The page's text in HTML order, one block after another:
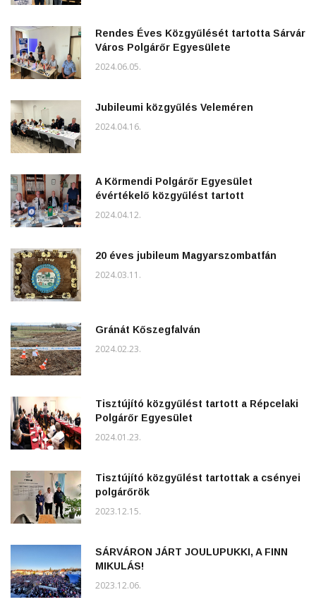
Rendes Éves Közgyűlését tartotta Sárvár
Város Polgárőr Egyesülete
2024.06.05.
Jubileumi közgyűlés Veleméren
2024.04.16.
A Körmendi Polgárőr Egyesület
évértékelő közgyűlést tartott
2024.04.12.
20 éves jubileum Magyarszombatfán
2024.03.11.
Gránát Kőszegfalván
2024.02.23.
Tisztújító közgyűlést tartott a Répcelaki
Polgárőr Egyesület
2024.01.23.
Tisztújító közgyűlést tartottak a csényei
polgárőrök
2023.12.15.
SÁRVÁRON JÁRT JOULUPUKKI, A FINN
MIKULÁS!
2023.12.06.